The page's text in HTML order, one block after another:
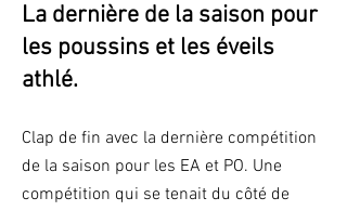
La dernière de la saison pour
les poussins et les éveils
athlé.
Clap de fin avec la dernière compétition
de la saison pour les EA et PO. Une
compétition qui se tenait du côté de